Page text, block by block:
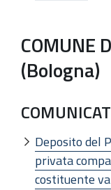
COMUNE
(Bologna)
Deposito del
privata
costituente